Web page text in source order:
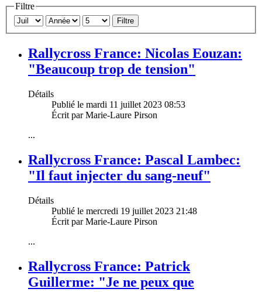
Filtre
Filtre
Rallycross France: Nicolas Eouzan:
"Beaucoup trop de tension"
Détails
Publié le mardi 11 juillet 2023 08:53
Écrit par Marie-Laure Pirson
...
Rallycross France: Pascal Lambec:
"Il faut injecter du sang-neuf"
Détails
Publié le mercredi 19 juillet 2023 21:48
Écrit par Marie-Laure Pirson
...
Rallycross France: Patrick
Guillerme: "Je ne peux que